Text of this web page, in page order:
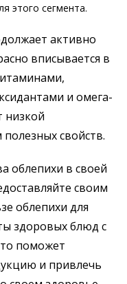
этого сегмента.
активно
вписывается в
и омега-
низкой
свойств.
облепихи в своей
своим
облепихи для
здоровых блюд с
поможет
и привлечь